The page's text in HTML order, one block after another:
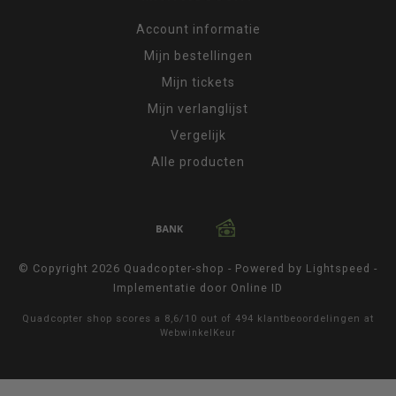
Account informatie
Mijn bestellingen
Mijn tickets
Mijn verlanglijst
Vergelijk
Alle producten
© Copyright 2026 Quadcopter-shop - Powered by Lightspeed -
Implementatie door Online ID
Quadcopter shop scores a 8,6/ 10 out of 494 klantbeoordelingen at
WebwinkelKeur